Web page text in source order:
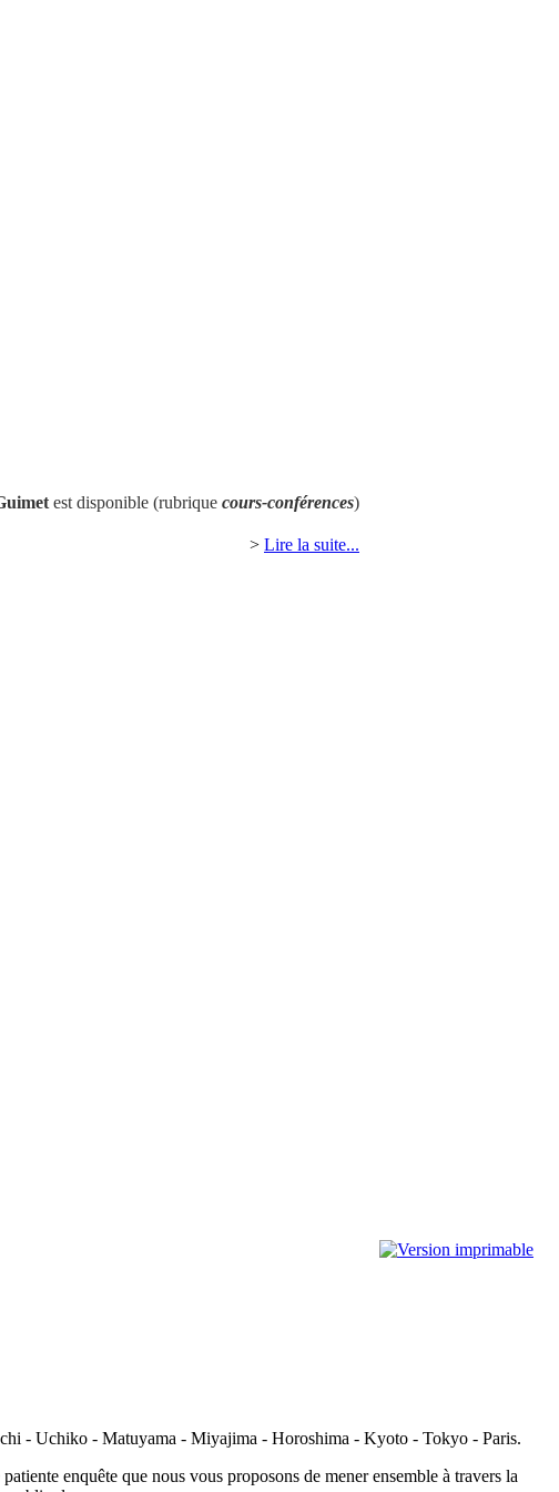
est disponible (rubrique cours-conférences)
> Lire la suite...
- Uchiko - Matuyama - Miyajima - Horoshima - Kyoto - Tokyo - Paris.
enquête que nous vous proposons de mener ensemble à travers la